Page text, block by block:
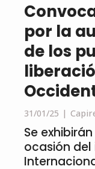
por la
de los
31/01/25
Se
ocasión del